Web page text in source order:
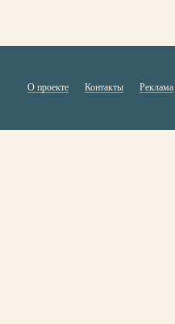
О проекте Контакты Реклама